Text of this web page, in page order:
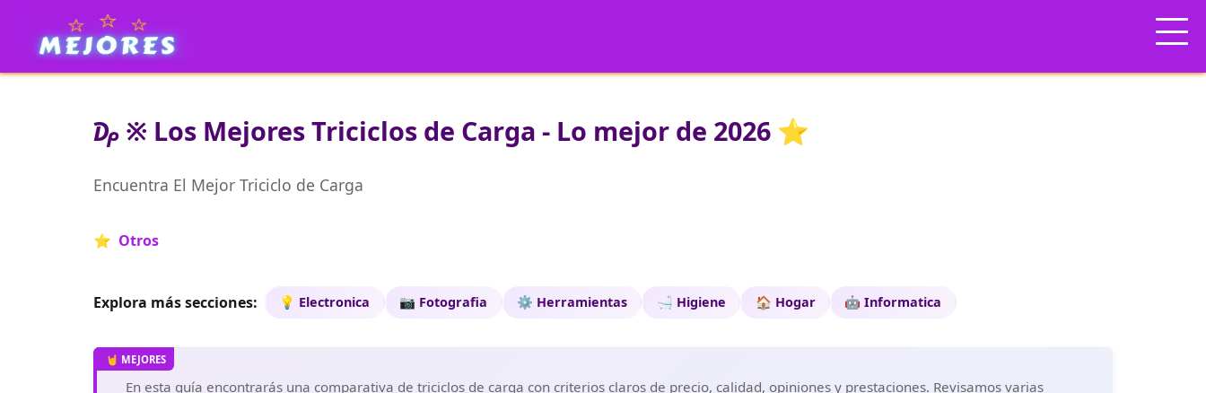
₯ ※ Los Mejores Triciclos de Carga - Lo mejor de 2026 ⭐
Encuentra El Mejor Triciclo de Carga
⭐ Otros
Explora más secciones: 💡 Electronica 📷 Fotografia ⚙️ Herramientas 🛁 Higiene 🏠 Hogar 🤖 Informatica
En esta guía encontrarás una comparativa de triciclos de carga con criterios claros de precio, calidad, opiniones y prestaciones. Revisamos varias